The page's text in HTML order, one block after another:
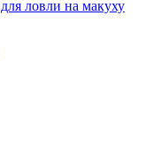
ловли на макуху